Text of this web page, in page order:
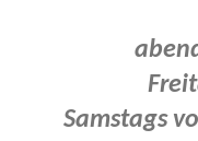
Samstags